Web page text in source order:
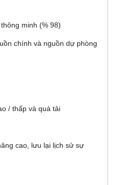
minh (% 98)
chính và nguồn dự phòng
/ thấp và quá tải
cao, lưu lại lịch sử sự